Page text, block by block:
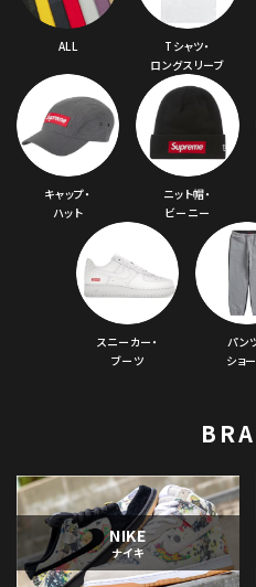
ALL
Tシャツ・
ロングスリーブ
キャップ・
ハット
ニット帽・
ビーニー
スニーカー・
ブーツ
パン
ショ
NIKE
ナイキ